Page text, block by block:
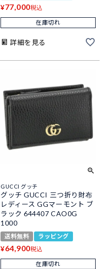
¥77,000税込
在庫切れ
詳細を見る
GUCCI グッチ
グッチ GUCCI 三つ折り財布
レディース GGマーモント ブ
ラック 644407 CAO0G
1000
送料無料 ラッピング
¥64,900税込
在庫切れ